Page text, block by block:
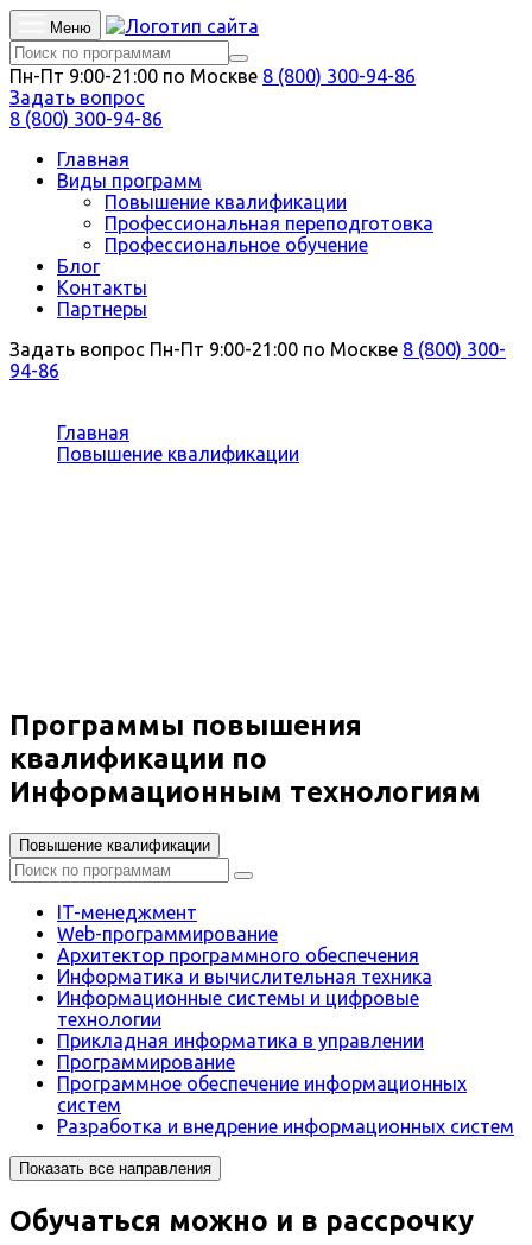
Меню
Пн-Пт 9:00-21:00 по Москве 8 (800) 300-94-86
Задать вопрос
8 (800) 300-94-86
Главная
Виды программ
Повышение квалификации
Профессиональная переподготовка
Профессиональное обучение
Блог
Контакты
Партнеры
Задать вопрос Пн-Пт 9:00-21:00 по Москве 8 (800) 300-
94-86
Главная
Повышение квалификации
Программы повышения
квалификации по
Информационным технологиям
Повышение квалификации
IT-менеджмент
Web-программирование
Архитектор программного обеспечения
Информатика и вычислительная техника
Информационные системы и цифровые
технологии
Прикладная информатика в управлении
Программирование
Программное обеспечение информационных
систем
Разработка и внедрение информационных систем
Показать все направления
Обучаться можно и в рассрочку